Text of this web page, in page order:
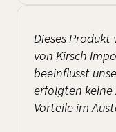
Dieses Produkt
von Kirsch
beeinflusst
erfolgten keine
Vorteile im